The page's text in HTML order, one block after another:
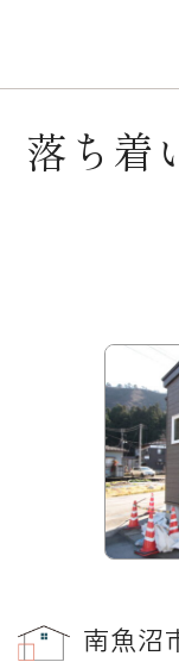
落ち着
南魚沼